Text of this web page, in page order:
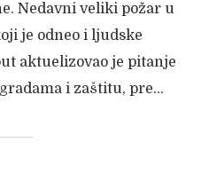
Nedavni veliki požar u
je odneo i ljudske
aktuelizovao je pitanje
i zaštitu, pre...